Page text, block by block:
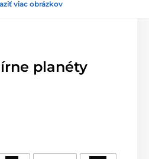
viac obrázkov
planéty